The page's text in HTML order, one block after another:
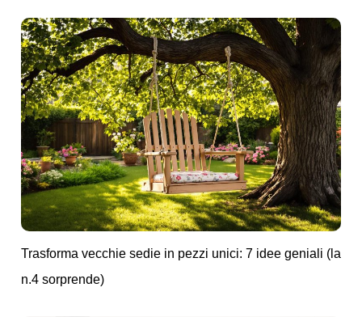
Trasforma vecchie sedie in pezzi unici: 7 idee geniali (la
n.4 sorprende)